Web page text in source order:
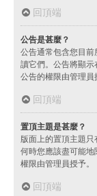
回頂端
公告是甚麼？
公告通常包含您目
讀它們。公告將顯
公告的權限由管理員
回頂端
置頂主題是甚麼？
版面上的置頂主題
何時您應該盡可能
權限由管理員授予。
回頂端